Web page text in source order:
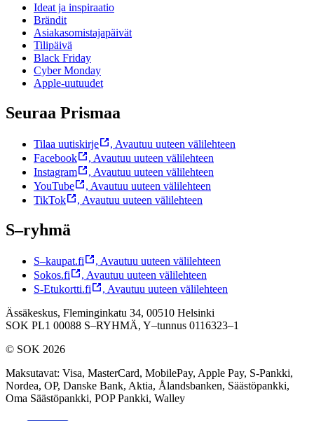
Ideat ja inspiraatio
Brändit
Asiakasomistajapäivät
Tilipäivä
Black Friday
Cyber Monday
Apple-uutuudet
Seuraa Prismaa
Tilaa uutiskirje , Avautuu uuteen välilehteen
Facebook
, Avautuu uuteen välilehteen
Instagram
, Avautuu uuteen välilehteen
YouTube
, Avautuu uuteen välilehteen
TikTok
, Avautuu uuteen välilehteen
S–ryhmä
S–kaupat.fi , Avautuu uuteen välilehteen
Sokos.fi
, Avautuu uuteen välilehteen
S-Etukortti.fi
, Avautuu uuteen välilehteen
Ässäkeskus, Fleminginkatu 34, 00510 Helsinki
SOK PL1 00088 S–RYHMÄ, Y–tunnus 0116323–1
© SOK 2026
Maksutavat: Visa, MasterCard, MobilePay, Apple Pay, S-Pankki,
Nordea, OP, Danske Bank, Aktia, Ålandsbanken, Säästöpankki,
Oma Säästöpankki, POP Pankki, Walley